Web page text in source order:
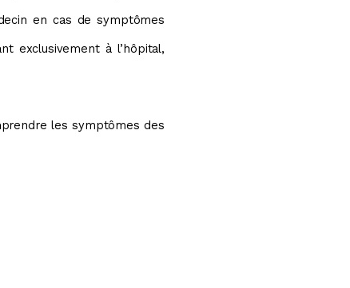
en cas de symptômes
exclusivement à l’hôpital,
les symptômes des